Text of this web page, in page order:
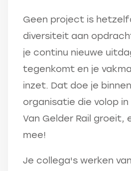
Geen project is
diversiteit aan
je continu nieuwe
tegenkomt en je
inzet. Dat doe je
organisatie die volop in
Van Gelder Rail groeit,
mee!
Je collega's werken